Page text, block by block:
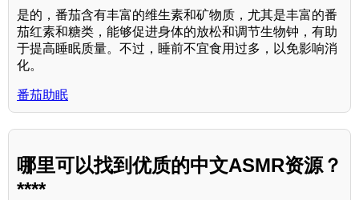
是的，番茄含有丰富的维生素和矿物质，尤其是丰富的番
茄红素和糖类，能够促进身体的放松和调节生物钟，有助
于提高睡眠质量。不过，睡前不宜食用过多，以免影响消
化。
番茄助眠
哪里可以找到优质的中文ASMR资源？
****